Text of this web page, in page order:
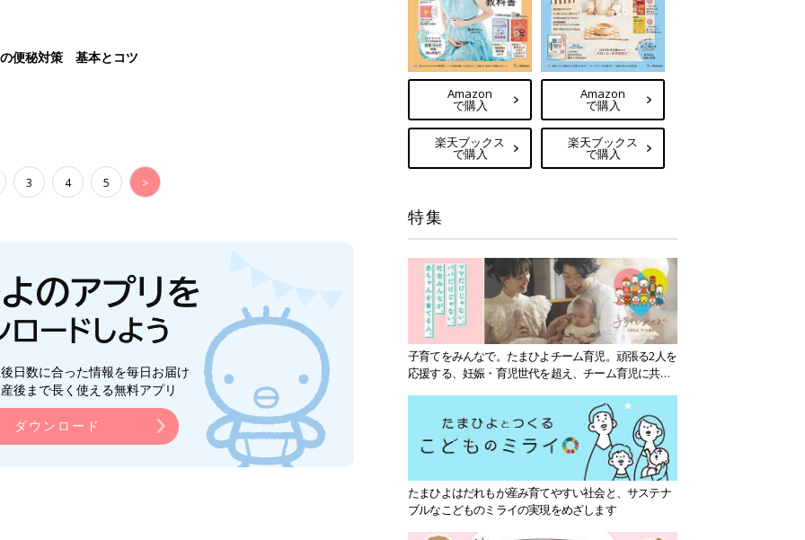
便秘対策 基本とコツ
3 4 5 >
日数に合った情報を毎日お届け
後まで長く使える無料アプリ
ダウンロード
Amazon
で購入
楽天ブックス
で購入
Amazon
で購入
楽天ブックス
で購入
特集
子育てをみんなで。たまひよチーム育児。頑張る2人を
応援する、妊娠・育児世代を超え、チーム育児に共感
たまひよはだれもが産み育てやすい社会と、サステナ
ブルなこどものミライの実現をめざします